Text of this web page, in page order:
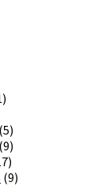
(5)
(9)
(9)